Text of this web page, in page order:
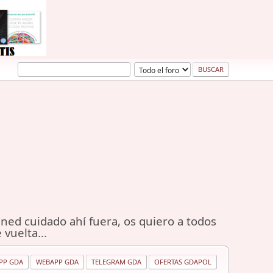
cuidado ahí fuera, os quiero a todos
vuelta...
GDA WEBAPP GDA TELEGRAM GDA OFERTAS GDAPOL